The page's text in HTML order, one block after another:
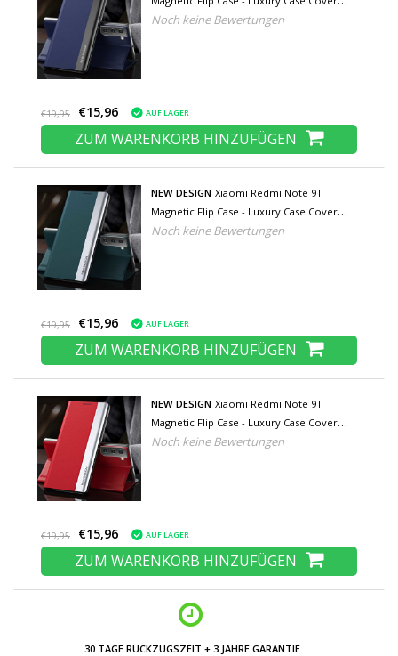
Blue
Noch keine Bewertungen
€19,95 €15,96 AUF LAGER
ZUM WARENKORB HINZUFÜGEN
NEW DESIGN Xiaomi Redmi Note 9T
Magnetic Flip Case - Luxury Case Cover
Grün
Noch keine Bewertungen
€19,95 €15,96 AUF LAGER
ZUM WARENKORB HINZUFÜGEN
NEW DESIGN Xiaomi Redmi Note 9T
Magnetic Flip Case - Luxury Case Cover
Red
Noch keine Bewertungen
€19,95 €15,96 AUF LAGER
ZUM WARENKORB HINZUFÜGEN
NIEDRIGE PREISE UND GROSSE AUSWAHL